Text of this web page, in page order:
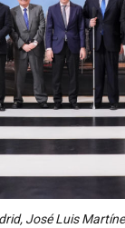
José Luis